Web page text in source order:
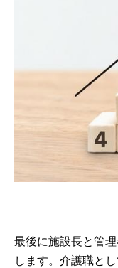
最後に施設長と管
します。介護職と